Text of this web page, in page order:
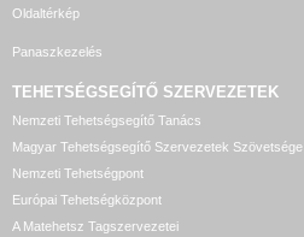
Oldaltérkép
Panaszkezelés
TEHETSÉGSEGÍTŐ SZERVEZETEK
Nemzeti Tehetségsegítő Tanács
Magyar Tehetségsegítő Szervezetek Szövetsége
Nemzeti Tehetségpont
Európai Tehetségközpont
A Matehetsz Tagszervezetei